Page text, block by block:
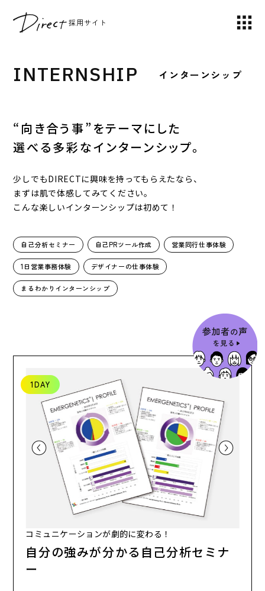
採用サイト
INTERNSHIP インターンシップ
“向き合う事”をテーマにした
選べる多彩なインターンシップ。
少しでもDIRECTに興味を持ってもらえたなら、
まずは肌で体感してみてください。
こんな楽しいインターンシップは初めて！
自己分析セミナー 自己PRツール作成 営業同行仕事体験
1日営業事務体験 デザイナーの仕事体験
まるわかりインターンシップ
1DAY
コミュニケーションが劇的に変わる！
自分の強みが分かる自己分析セミナ
ー